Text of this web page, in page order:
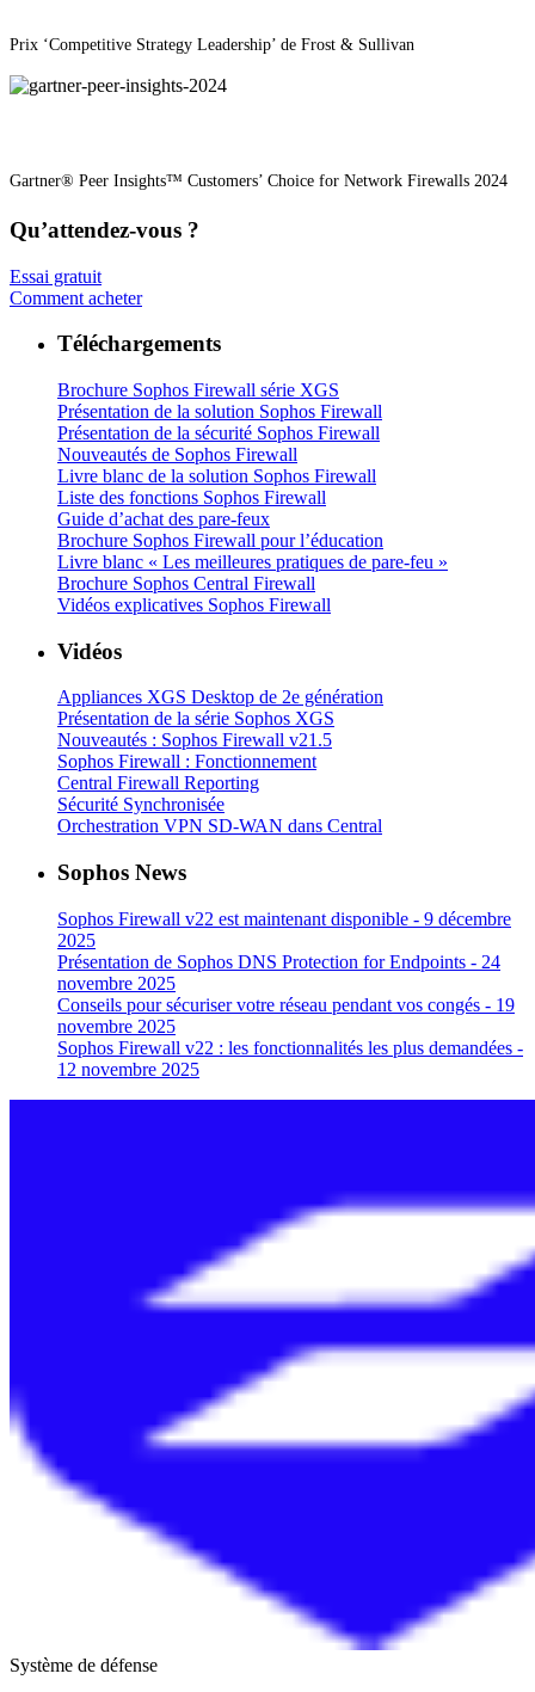
Prix ‘Competitive Strategy Leadership’ de Frost & Sullivan
Gartner® Peer Insights™ Customers’ Choice for Network Firewalls 2024
Qu’attendez-vous ?
Essai gratuit
Comment acheter
Téléchargements
Brochure Sophos Firewall série XGS
Présentation de la solution Sophos Firewall
Présentation de la sécurité Sophos Firewall
Nouveautés de Sophos Firewall
Livre blanc de la solution Sophos Firewall
Liste des fonctions Sophos Firewall
Guide d’achat des pare-feux
Brochure Sophos Firewall pour l’éducation
Livre blanc « Les meilleures pratiques de pare-feu »
Brochure Sophos Central Firewall
Vidéos explicatives Sophos Firewall
Vidéos
Appliances XGS Desktop de 2e génération
Présentation de la série Sophos XGS
Nouveautés : Sophos Firewall v21.5
Sophos Firewall : Fonctionnement
Central Firewall Reporting
Sécurité Synchronisée
Orchestration VPN SD-WAN dans Central
Sophos News
Sophos Firewall v22 est maintenant disponible - 9 décembre
2025
Présentation de Sophos DNS Protection for Endpoints - 24
novembre 2025
Conseils pour sécuriser votre réseau pendant vos congés - 19
novembre 2025
Sophos Firewall v22 : les fonctionnalités les plus demandées -
12 novembre 2025
Système de défense